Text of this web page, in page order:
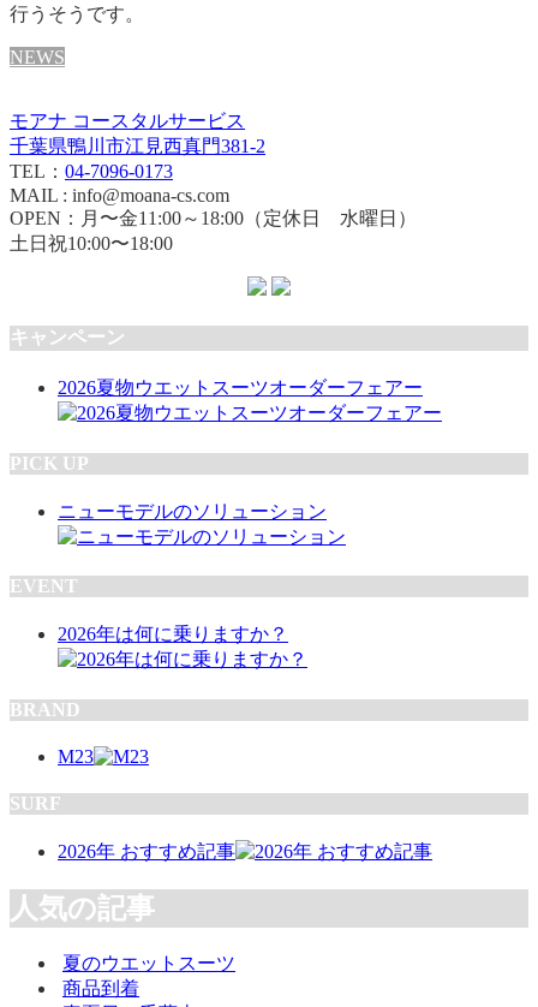
行うそうです。
NEWS
モアナ コースタルサービス
千葉県鴨川市江見西真門381-2
TEL： 04-7096-0173
MAIL : info@moana-cs.com
OPEN：月〜金11:00～18:00（定休日 水曜日）
土日祝10:00〜18:00
キャンペーン
2026夏物ウエットスーツオーダーフェアー
PICK UP
ニューモデルのソリューション
EVENT
2026年は何に乗りますか？
BRAND
M23
SURF
2026年 おすすめ記事
人気の記事
夏のウエットスーツ
商品到着